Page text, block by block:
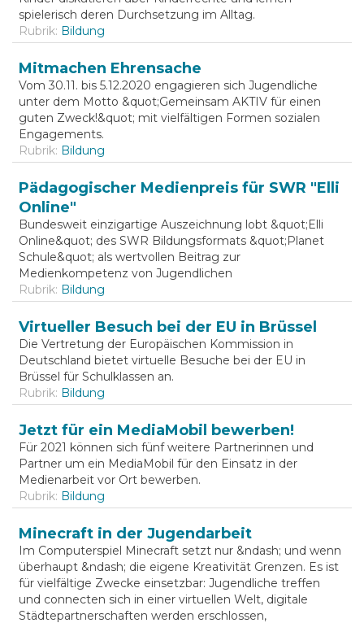
spielerisch deren Durchsetzung im Alltag.
Rubrik: Bildung
Mitmachen Ehrensache
Vom 30.11. bis 5.12.2020 engagieren sich Jugendliche
unter dem Motto &quot;Gemeinsam AKTIV für einen
guten Zweck!&quot; mit vielfältigen Formen sozialen
Engagements.
Rubrik: Bildung
Pädagogischer Medienpreis für SWR "Elli
Online"
Bundesweit einzigartige Auszeichnung lobt &quot;Elli
Online&quot; des SWR Bildungsformats &quot;Planet
Schule&quot; als wertvollen Beitrag zur
Medienkompetenz von Jugendlichen
Rubrik: Bildung
Virtueller Besuch bei der EU in Brüssel
Die Vertretung der Europäischen Kommission in
Deutschland bietet virtuelle Besuche bei der EU in
Brüssel für Schulklassen an.
Rubrik: Bildung
Jetzt für ein MediaMobil bewerben!
Für 2021 können sich fünf weitere Partnerinnen und
Partner um ein MediaMobil für den Einsatz in der
Medienarbeit vor Ort bewerben.
Rubrik: Bildung
Minecraft in der Jugendarbeit
Im Computerspiel Minecraft setzt nur &ndash; und wenn
überhaupt &ndash; die eigene Kreativität Grenzen. Es ist
für vielfältige Zwecke einsetzbar: Jugendliche treffen
und connecten sich in einer virtuellen Welt, digitale
Städtepartnerschaften werden erschlossen,